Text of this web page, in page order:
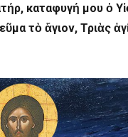
καταφυγή μου ὁ
τὸ ἅγιον, Τριὰς